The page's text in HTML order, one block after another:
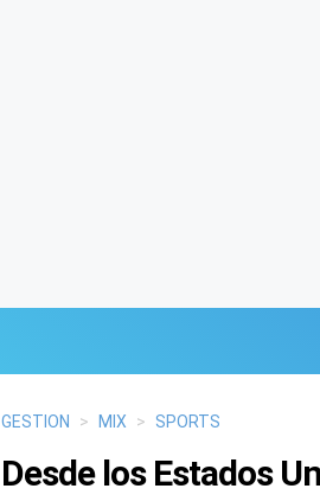
GESTION > MIX > SPORTS
Desde los Estados